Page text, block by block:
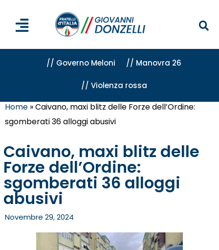
// Governo Meloni // Manovra 26
// Violenza rossa
Home »Caivano, maxi blitz delle Forze dell’Ordine:
sgomberati 36 alloggi abusivi
Caivano, maxi blitz delle
Forze dell’Ordine:
sgomberati 36 alloggi
abusivi
Novembre 29, 2024